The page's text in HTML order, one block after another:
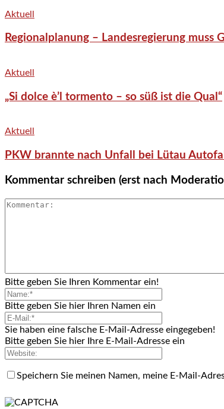
Aktuell
Regionalplanung – Landesregierung muss
Aktuell
„Si dolce è’l tormento – so süß ist die Qual“
Aktuell
PKW brannte nach Unfall bei Lütau
Kommentar schreiben (erst nach
Bitte geben Sie Ihren Kommentar ein!
Bitte geben Sie hier Ihren Namen ein
Sie haben eine falsche E-Mail-Adresse eingegeben!
Bitte geben Sie hier Ihre E-Mail-Adresse ein
Speichern Sie meinen Namen, meine E-Mail-